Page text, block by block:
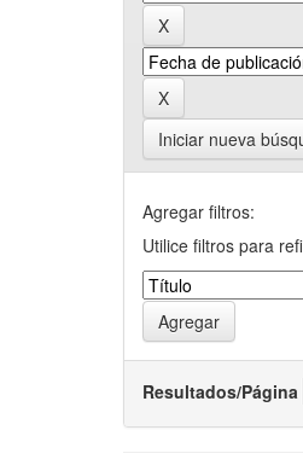
Iniciar nueva
Agregar filtros:
Utilice filtros para
Resultados/Página